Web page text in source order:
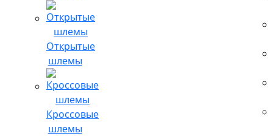
Открытые
шлемы
Кроссовые
шлемы